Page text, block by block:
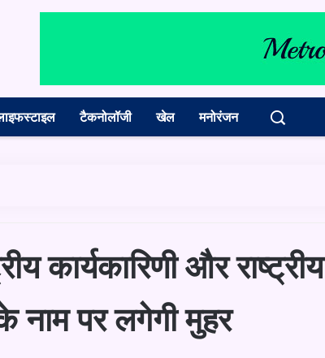
टैकनोलॉजी खेल मनोरंजन
कार्यकारिणी और राष्ट्रीय
नाम पर लगेगी मुहर